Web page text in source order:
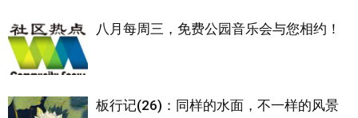
八月每周三，免费公园音乐会与您相约！
板行记(26)：同样的水面，不一样的风景